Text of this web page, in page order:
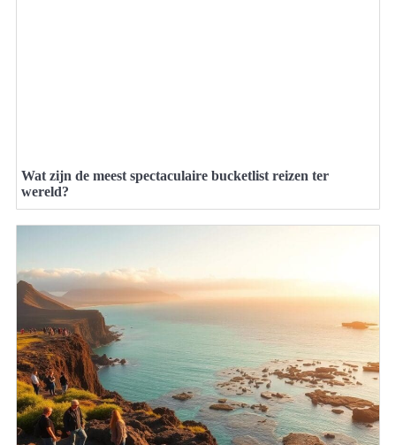
Wat zijn de meest spectaculaire bucketlist reizen ter
wereld?